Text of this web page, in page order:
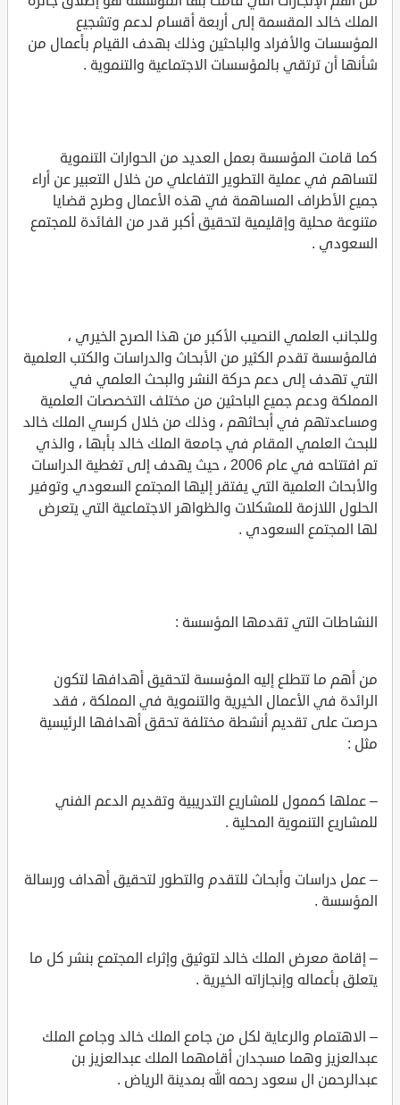
الملك خالد المقسمة إلى أربعة أقسام لدعم وتشجيع
المؤسسات والأفراد والباحثين وذلك بهدف القيام بأعمال من
شأنها أن ترتقي بالمؤسسات الاجتماعية والتنموية .
كما قامت المؤسسة بعمل العديد من الحوارات التنموية
لتساهم في عملية التطوير التفاعلي من خلال التعبير عن أراء
جميع الأطراف المساهمة في هذه الأعمال وطرح قضايا
متنوعة محلية وإقليمية لتحقيق أكبر قدر من الفائدة للمجتمع
السعودي .
وللجانب العلمي النصيب الأكبر من هذا الصرح الخيري ،
فالمؤسسة تقدم الكثير من الأبحاث والدراسات والكتب العلمية
التي تهدف إلى دعم حركة النشر والبحث العلمي في
المملكة ودعم جميع الباحثين من مختلف التخصصات العلمية
ومساعدتهم في أبحاثهم ، وذلك من خلال كرسي الملك خالد
للبحث العلمي المقام في جامعة الملك خالد بأبها ، والذي
تم افتتاحه في عام 2006 ، حيث يهدف إلى تغطية الدراسات
والأبحاث العلمية التي يفتقر إليها المجتمع السعودي وتوفير
الحلول اللازمة للمشكلات والظواهر الاجتماعية التي يتعرض
لها المجتمع السعودي .
النشاطات التي تقدمها المؤسسة :
من أهم ما تتطلع إليه المؤسسة لتحقيق أهدافها لتكون
الرائدة في الأعمال الخيرية والتنموية في المملكة ، فقد
حرصت على تقديم أنشطة مختلفة تحقق أهدافها الرئيسية
مثل :
– عملها كممول للمشاريع التدريبية وتقديم الدعم الفني
للمشاريع التنموية المحلية .
– عمل دراسات وأبحاث للتقدم والتطور لتحقيق أهداف ورسالة
المؤسسة .
– إقامة معرض الملك خالد لتوثيق وإثراء المجتمع بنشر كل ما
يتعلق بأعماله وإنجازاته الخيرية .
– الاهتمام والرعاية لكل من جامع الملك خالد وجامع الملك
عبدالعزيز وهما مسجدان أقامهما الملك عبدالعزيز بن
عبدالرحمن ال سعود رحمه الله بمدينة الرياض .